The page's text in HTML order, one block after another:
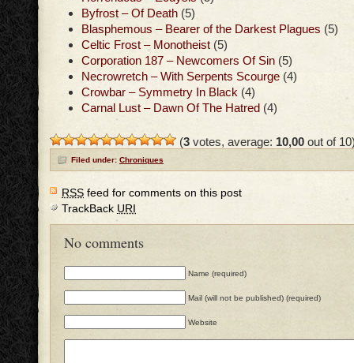
Byfrost – Of Death (5)
Blasphemous – Bearer of the Darkest Plagues (5)
Celtic Frost – Monotheist (5)
Corporation 187 – Newcomers Of Sin (5)
Necrowretch – With Serpents Scourge (4)
Crowbar – Symmetry In Black (4)
Carnal Lust – Dawn Of The Hatred (4)
(3 votes, average: 10,00 out of
Filed under: Chroniques
RSS feed for comments on this post
TrackBack URI
No comments
Name (required)
Mail (will not be published) (required)
Website